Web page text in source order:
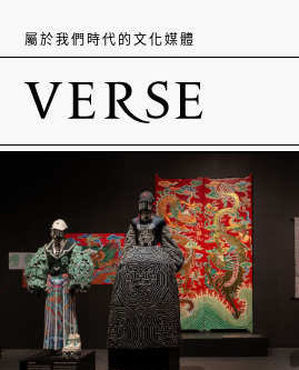
屬於我們時代的文化媒體